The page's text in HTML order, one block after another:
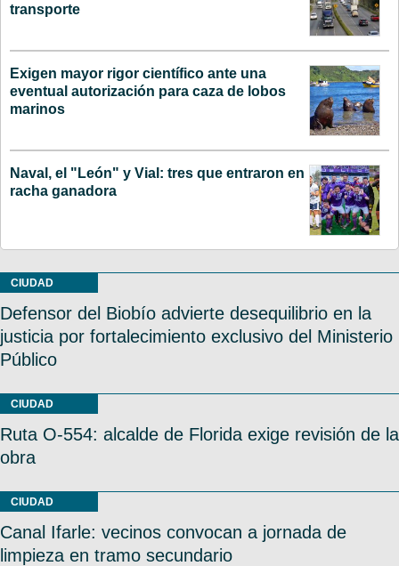
transporte
Exigen mayor rigor científico ante una
eventual autorización para caza de lobos
marinos
Naval, el "León" y Vial: tres que entraron en
racha ganadora
CIUDAD
Defensor del Biobío advierte desequilibrio en la
justicia por fortalecimiento exclusivo del Ministerio
Público
CIUDAD
Ruta O-554: alcalde de Florida exige revisión de la
obra
CIUDAD
Canal Ifarle: vecinos convocan a jornada de
limpieza en tramo secundario